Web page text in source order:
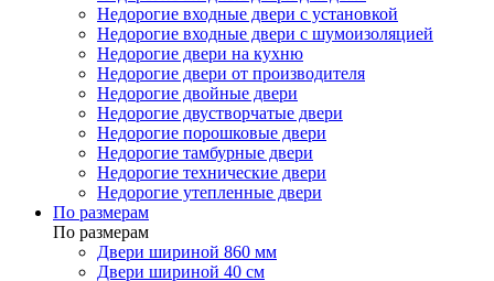
Недорогие входные двери с установкой
Недорогие входные двери с шумоизоляцией
Недорогие двери на кухню
Недорогие двери от производителя
Недорогие двойные двери
Недорогие двустворчатые двери
Недорогие порошковые двери
Недорогие тамбурные двери
Недорогие технические двери
Недорогие утепленные двери
По размерам
По размерам
Двери шириной 860 мм
Двери шириной 40 см